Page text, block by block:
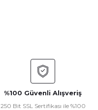
%100 Güvenli Alışveriş
250 Bit SSL Sertifikası ile %100